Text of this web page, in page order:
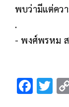
พบว่ามีแต่คว
.
- พงศ์พรหม
F T